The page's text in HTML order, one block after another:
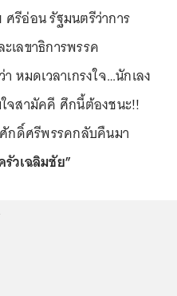
รีอ่อน รัฐมนตรีว่าการ
เลขาธิการพรรค
า หมดเวลาเกรงใจ…นักเลง
จสามัคคี ศึกนี้ต้องชนะ!!
กดิ์ศรีพรรคกลับคืนมา
วเฉลิมชัย”